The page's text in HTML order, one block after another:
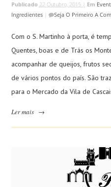
Publicado 22 Outubro, 2015 | Em
Ingredientes| Seja O Primeiro A
Com o S. Martinho à porta, é
Quentes, boas e de Trás os
acompanhar de queijos, frutos
de vários pontos do país. São
para o Mercado da Vila de
Ler mais →